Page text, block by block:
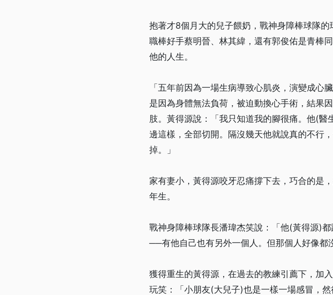
抱著才8個月大的兒子餵奶，戰神身障棒球隊
職棒好手蔡明晉、林其緯，還有郭俊佑是青棒
他的人生。
「五年前因為一場生病導致心肌炎，演變成心
是因為身體無法負荷，被迫動換心手術，結果
肢。黃得源說：「我只知道我的腳很痛。他(
邊這樣，全部切開。隔沒幾天他就說真的不行
掉。」
家有妻小，黃得源咬牙忍痛撐下去，巧合的是
年生。
戰神身障棒球隊長潘瑋杰笑說：「他(黃得源)
──有他自己也有另外一個人。但那個人好像都
獲得重生的黃得源，在過去的教練引薦下，加
玩笑：「小朋友(大兒子)也是一樣一場感冒，